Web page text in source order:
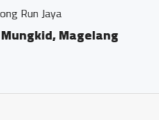
Kantor Notaris dan
Bumirejo, Mungkid,